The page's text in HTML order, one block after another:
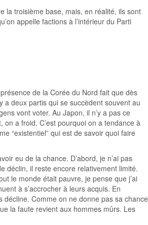
la troisième base, mais, en réalité, ils sont
appelle factions à l’intérieur du Parti
de la Corée du Nord fait que dès
a deux partis qui se succèdent souvent au
vont voter. Au Japon, il n’y a pas ce
a froid. C’est pourquoi on a tendance à
“existentiel” qui est de savoir quoi faire
eu de la chance. D’abord, je n’ai pas
déclin, il reste encore relativement limité.
le monde était pauvre, je pense que j’ai
à s’accrocher à leurs acquis. En
Comme on ne donne pas sa chance
la faute revient aux hommes mûrs. Les